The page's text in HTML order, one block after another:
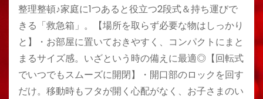
整理整頓♪家庭に1つあると役立つ2段式＆持ち運びで
きる「救急箱」。【場所を取らず必要な物はしっかり
と】・お部屋に置いておきやすく、コンパクトにまと
まるサイズ感。いざという時の備えに最適◎【回転式
でいつでもスムーズに開閉】・開口部のロックを回す
だけ。移動時もフタが開く心配がなく、お子さまのい